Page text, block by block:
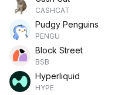
CASHCAT
Pudgy Penguins
PENGU
Block Street
BSB
Hyperliquid
HYPE